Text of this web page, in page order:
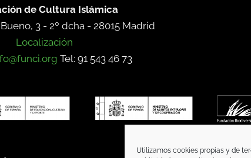
Utilizamos cookies propias y de
de Cultura Islámica
3 - 2º dcha - 28015 Madrid
Localización
Tel: 91 543 46 73